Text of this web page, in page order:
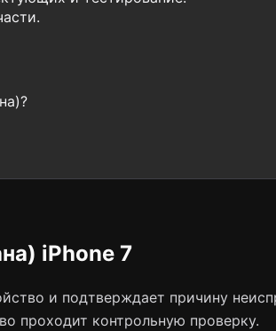
iPhone 7
и подтверждает причину
проходит контрольную проверку.